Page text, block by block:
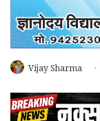
Vijay Sharma